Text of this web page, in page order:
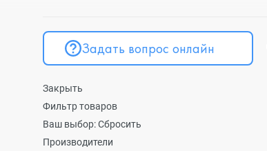
Задать вопрос онлайн
Закрыть
Фильтр товаров
Ваш выбор:Сбросить
Производители